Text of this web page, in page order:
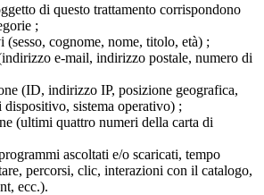
di questo trattamento corrispondono
;
cognome, nome, titolo, età) ;
e-mail, indirizzo postale, numero di
(ID, indirizzo IP, posizione geografica,
sistema operativo) ;
(ultimi quattro numeri della carta di
ascoltati e/o scaricati, tempo
percorsi, clic, interazioni con il catalogo,
ecc.).